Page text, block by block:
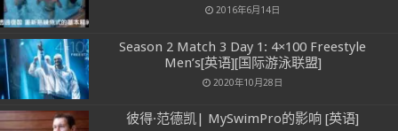
2016年6月14日
Season 2 Match 3 Day 1: 4×100 Freestyle
Men’s[英语][国际游泳联盟]
2020年10月28日
彼得·范德凯| MySwimPro的影响 [英语]